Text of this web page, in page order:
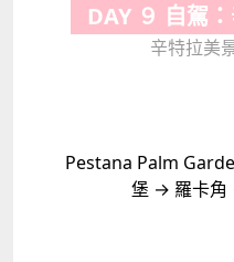
DAY ９ 自駕
辛特拉美
Pestana Palm
堡 → 羅卡角